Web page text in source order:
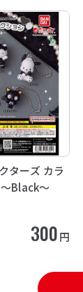
ターズ カラ
Black～
300円